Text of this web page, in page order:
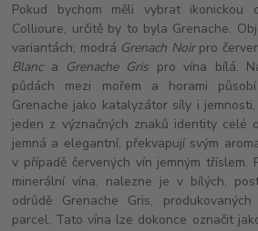
Pokud bychom měli vybrat ikonickou
Collioure, určitě by to byla Grenache.
variantách; modrá Grenach Noirpro
Blanca Grenache Gris pro vína bílá.
půdách mezi mořem a horami
Grenache jako katalyzátor síly i
jeden z význačných znaků identity celé
jemná a elegantní, překvapují svým
v případě červených vín jemným tříslem.
minerální vína, nalezne je v bílých,
odrůdě Grenache Gris,
parcel. Tato vína lze dokonce označit